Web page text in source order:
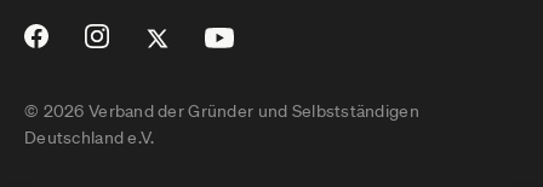
© 2026 Verband der Gründer und Selbstständigen
Deutschland e.V.